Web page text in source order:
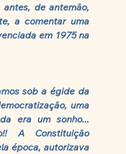
de antemão,
a comentar uma
em 1975 na
sob a égide da
uma
era um sonho...
A Constituição
época, autorizava